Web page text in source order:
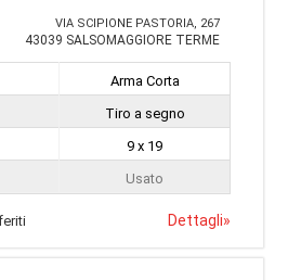
VIA SCIPIONE PASTORIA, 267
43039 SALSOMAGGIORE TERME
Arma Corta
Tiro a segno
9 x 19
Usato
Dettagli»